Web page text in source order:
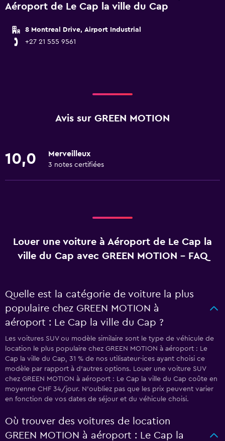
Aéroport de Le Cap la ville du Cap
8 Montreal Drive, Airport Industrial
+27 21 555 9561
Avis sur GREEN MOTION
10,0 Merveilleux
3 notes certifiées
Louer une voiture à Aéroport de Le Cap la
ville du Cap avec GREEN MOTION - FAQ
Quelle est la catégorie de voiture la plus
populaire chez GREEN MOTION à
aéroport : Le Cap la ville du Cap ?
Les voitures SUV ou modèle similaire sont le type de véhicule de
location le plus populaire chez GREEN MOTION à aéroport : Le
Cap la ville du Cap, 31 % de nos utilisateur·ices ayant choisi ce
modèle par rapport à d’autres options. Louer une voiture SUV
chez GREEN MOTION à aéroport : Le Cap la ville du Cap coûte en
moyenne CHF 34/jour. N'oubliez pas que les prix peuvent varier
en fonction de vos dates de séjour et du véhicule choisi.
Où trouver des voitures de location
GREEN MOTION à aéroport : Le Cap la